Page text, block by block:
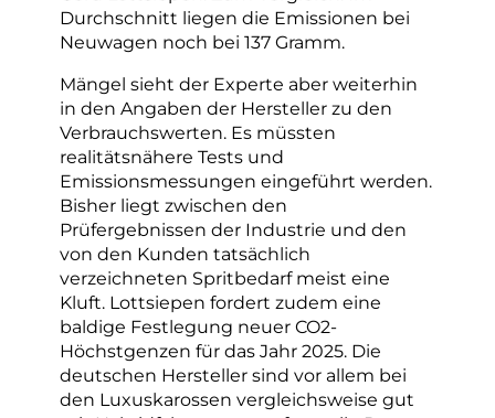
Durchschnitt liegen die Emissionen bei
Neuwagen noch bei 137 Gramm.
Mängel sieht der Experte aber weiterhin
in den Angaben der Hersteller zu den
Verbrauchswerten. Es müssten
realitätsnähere Tests und
Emissionsmessungen eingeführt werden.
Bisher liegt zwischen den
Prüfergebnissen der Industrie und den
von den Kunden tatsächlich
verzeichneten Spritbedarf meist eine
Kluft. Lottsiepen fordert zudem eine
baldige Festlegung neuer CO2-
Höchstgenzen für das Jahr 2025. Die
deutschen Hersteller sind vor allem bei
den Luxuskarossen vergleichsweise gut